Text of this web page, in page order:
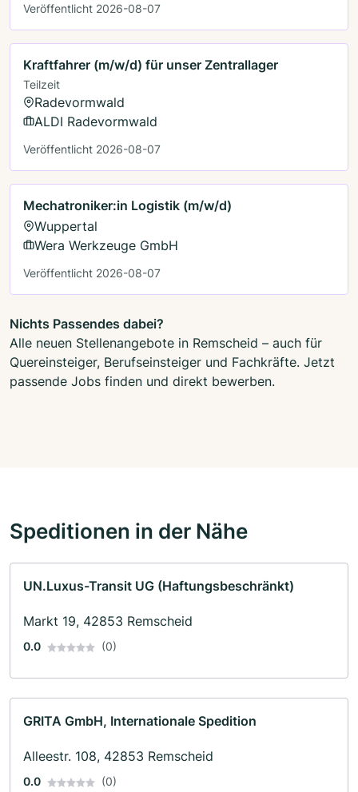
Veröffentlicht 2026-08-07
Kraftfahrer (m/w/d) für unser Zentrallager
Teilzeit
Radevormwald
ALDI Radevormwald
Veröffentlicht 2026-08-07
Mechatroniker:in Logistik (m/w/d)
Wuppertal
Wera Werkzeuge GmbH
Veröffentlicht 2026-08-07
Nichts Passendes dabei?
Alle neuen Stellenangebote in Remscheid – auch für
Quereinsteiger, Berufseinsteiger und Fachkräfte. Jetzt
passende Jobs finden und direkt bewerben.
Speditionen in der Nähe
UN.Luxus-Transit UG (Haftungsbeschränkt)
Markt 19, 42853 Remscheid
0.0 (0)
GRITA GmbH, Internationale Spedition
Alleestr. 108, 42853 Remscheid
0.0 (0)